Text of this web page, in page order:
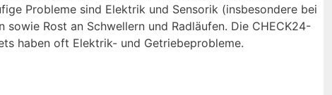
Probleme sind Elektrik und Sensorik (insbesondere bei
Rost an Schwellern und Radläufen. Die CHECK24-
haben oft Elektrik- und Getriebeprobleme.